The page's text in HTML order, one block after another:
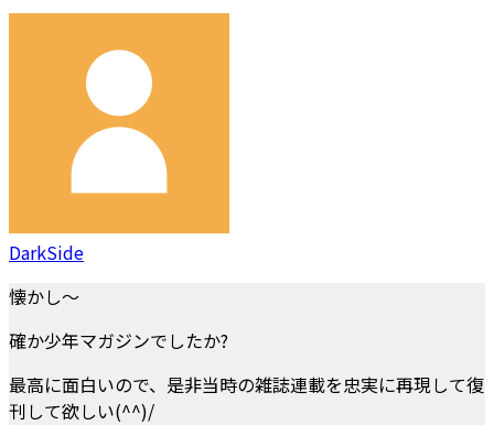
DarkSide
懐かし～
確か少年マガジンでしたか?
最高に面白いので、是非当時の雑誌連載を忠実に再現して復
刊して欲しい(^^)/